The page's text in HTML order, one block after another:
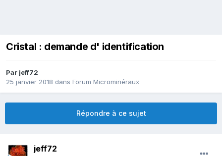
Cristal : demande d' identification
Par jeff72
25 janvier 2018 dans Forum Microminéraux
Répondre à ce sujet
jeff72